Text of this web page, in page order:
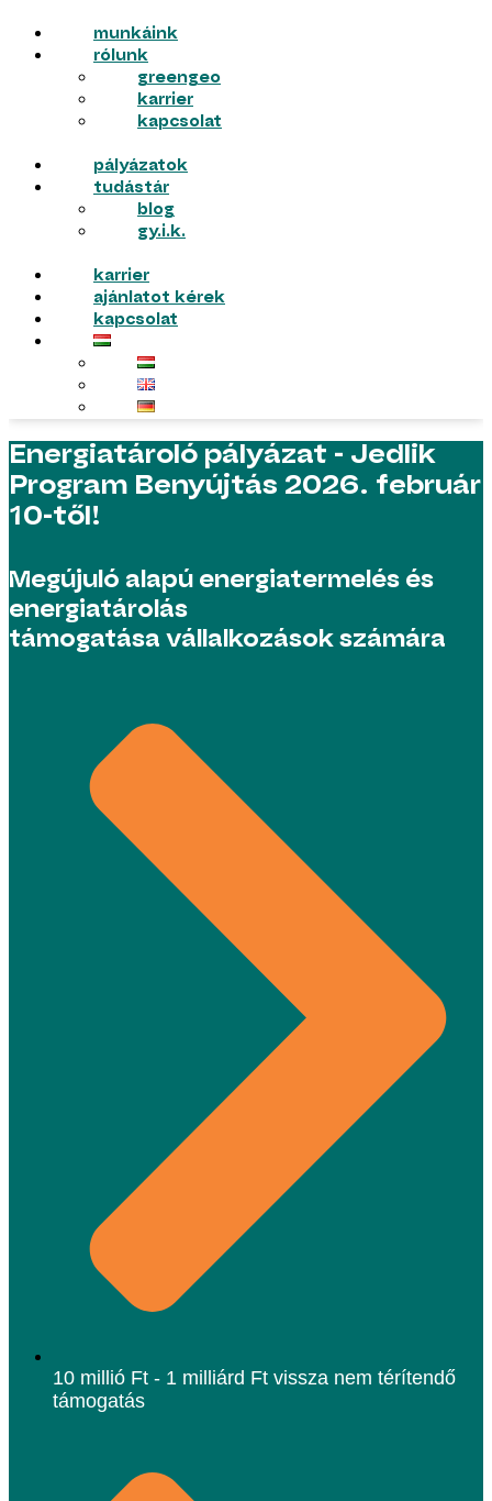
munkáink
rólunk
greengeo
karrier
kapcsolat
pályázatok
tudástár
blog
gy.i.k.
karrier
ajánlatot kérek
kapcsolat
Energiatároló pályázat - Jedlik
Program Benyújtás 2026. február
10-től!
Megújuló alapú energiatermelés és
energiatárolás
támogatása vállalkozások számára
10 millió Ft - 1 milliárd Ft vissza nem térítendő
támogatás